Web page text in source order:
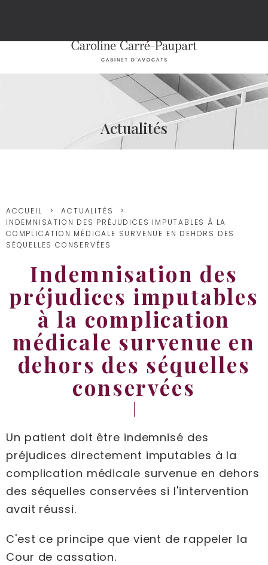
Actualités
ACCUEIL
ACTUALITÉS
INDEMNISATION DES PRÉJUDICES IMPUTABLES À LA
COMPLICATION MÉDICALE SURVENUE EN DEHORS DES
SÉQUELLES CONSERVÉES
Indemnisation des
préjudices imputables
à la complication
médicale survenue en
dehors des séquelles
conservées
Un patient doit être indemnisé des
préjudices directement imputables à la
complication médicale survenue en dehors
des séquelles conservées si l'intervention
avait réussi.
C'est ce principe que vient de rappeler la
Cour de cassation.